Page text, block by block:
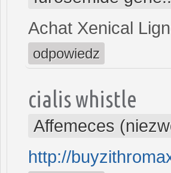
Achat Xenical
odpowiedz
cialis whistle
Affemeces
http://